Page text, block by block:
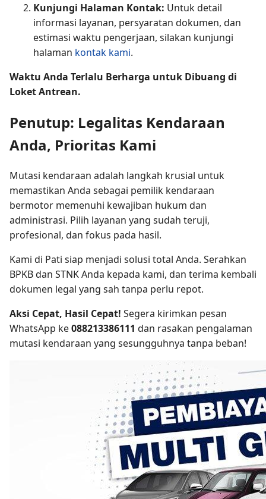
Kunjungi Halaman Kontak: Untuk detail
informasi layanan, persyaratan dokumen, dan
estimasi waktu pengerjaan, silakan kunjungi
halaman kontak kami.
Waktu Anda Terlalu Berharga untuk Dibuang di
Loket Antrean.
Penutup: Legalitas Kendaraan
Anda, Prioritas Kami
Mutasi kendaraan adalah langkah krusial untuk
memastikan Anda sebagai pemilik kendaraan
bermotor memenuhi kewajiban hukum dan
administrasi. Pilih layanan yang sudah teruji,
profesional, dan fokus pada hasil.
Kami di Pati siap menjadi solusi total Anda. Serahkan
BPKB dan STNK Anda kepada kami, dan terima kembali
dokumen legal yang sah tanpa perlu repot.
Aksi Cepat, Hasil Cepat! Segera kirimkan pesan
WhatsApp ke088213386111 dan rasakan pengalaman
mutasi kendaraan yang sesungguhnya tanpa beban!